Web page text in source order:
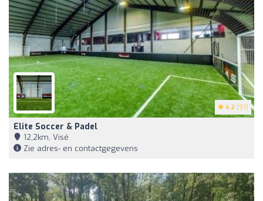
4.2 (97)
Elite Soccer & Padel
12,2km, Visé
Zie adres- en contactgegevens